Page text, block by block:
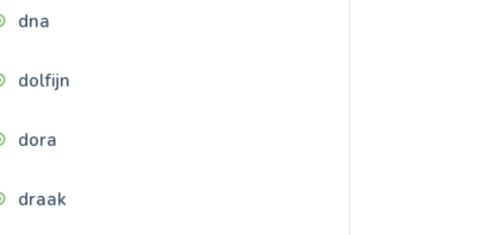
dna
dolfijn
dora
draak